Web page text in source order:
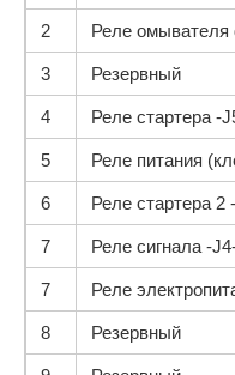
2 Реле
3 Резервный
4 Реле стартера -
5 Реле питания
6 Реле стартера 2
7 Реле сигнала -
7 Реле
8 Резервный